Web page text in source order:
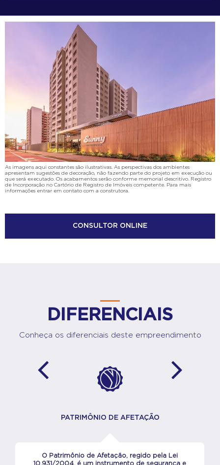
As imagens aqui constantes são ilustrativas. As perspectivas dos ambientes
apresentam sugestões de decoração, não fazendo parte do projeto em execução ou
que será executado. Os acabamentos serão conforme memorial descritivo. Registro
de Incorporação no Cartório de Registro de Imóveis competente. Para mais
informações entrar em contato com a construtora.
CONSULTOR ONLINE
DIFERENCIAIS
Conheça os diferenciais deste empreendimento
PATRIMÔNIO DE AFETAÇÃO
O Patrimônio de Afetação, regido pela Lei